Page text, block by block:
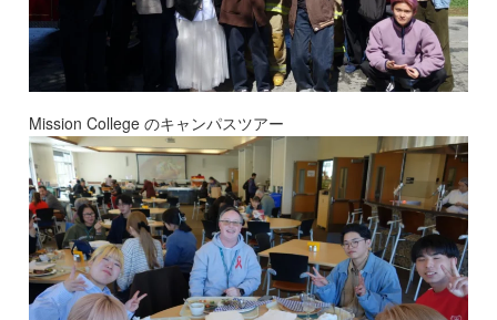
Mission College のキャンパスツアー